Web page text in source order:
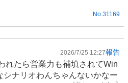
No. 31169
2026/7/25 12:27報告
れたら営業力も補填されてWin
ナリオわんちゃんないかなー